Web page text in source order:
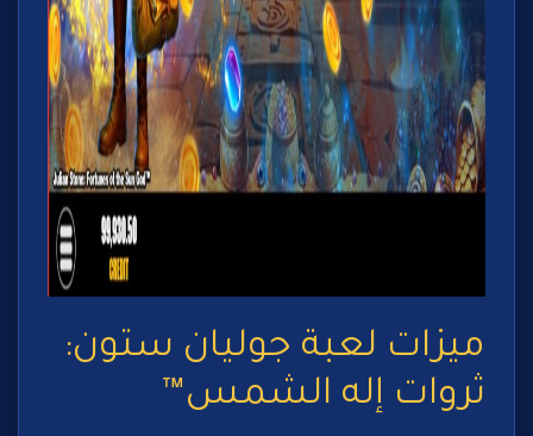
ميزات لعبة جوليان ستون:
ثروات إله الشمس™